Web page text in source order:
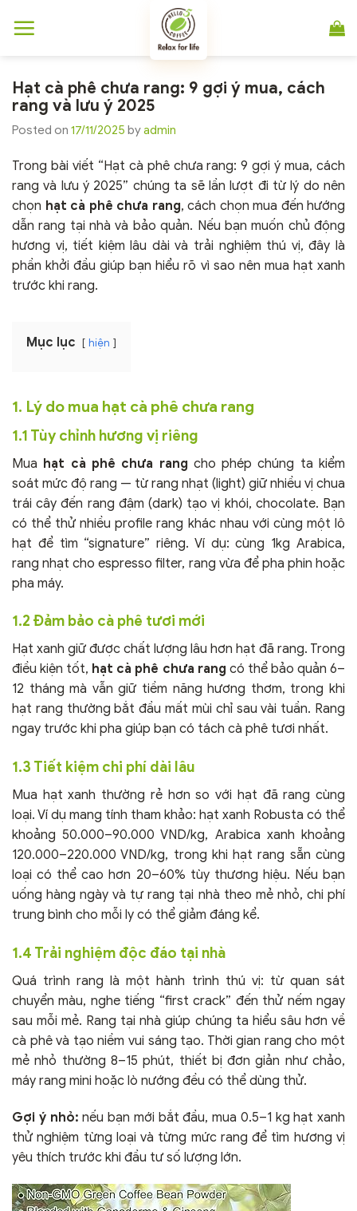
đến
Hạt cà phê chưa rang: 9 gợi ý mua, cách
rang và lưu ý 2025
Posted on 17/11/2025 byadmin
Trong bài viết “Hạt cà phê chưa rang: 9 gợi ý mua, cách
rang và lưu ý 2025” chúng ta sẽ lần lượt đi từ lý do nên
chọn hạt cà phê chưa rang, cách chọn mua đến hướng
dẫn rang tại nhà và bảo quản. Nếu bạn muốn chủ động
hương vị, tiết kiệm lâu dài và trải nghiệm thú vị, đây là
phần khởi đầu giúp bạn hiểu rõ vì sao nên mua hạt xanh
trước khi rang.
Mục lục hiện
1. Lý do mua hạt cà phê chưa rang
1.1 Tùy chỉnh hương vị riêng
Mua hạt cà phê chưa rang cho phép chúng ta kiểm
soát mức độ rang — từ rang nhạt (light) giữ nhiều vị chua
trái cây đến rang đậm (dark) tạo vị khói, chocolate. Bạn
có thể thử nhiều profile rang khác nhau với cùng một lô
hạt để tìm “signature” riêng. Ví dụ: cùng 1kg Arabica,
rang nhạt cho espresso filter, rang vừa để pha phin hoặc
pha máy.
1.2 Đảm bảo cà phê tươi mới
Hạt xanh giữ được chất lượng lâu hơn hạt đã rang. Trong
điều kiện tốt, hạt cà phê chưa rang có thể bảo quản 6–
12 tháng mà vẫn giữ tiềm năng hương thơm, trong khi
hạt rang thường bắt đầu mất mùi chỉ sau vài tuần. Rang
ngay trước khi pha giúp bạn có tách cà phê tươi nhất.
1.3 Tiết kiệm chi phí dài lâu
Mua hạt xanh thường rẻ hơn so với hạt đã rang cùng
loại. Ví dụ mang tính tham khảo: hạt xanh Robusta có thể
khoảng 50.000–90.000 VND/kg, Arabica xanh khoảng
120.000–220.000 VND/kg, trong khi hạt rang sẵn cùng
loại có thể cao hơn 20–60% tùy thương hiệu. Nếu bạn
uống hàng ngày và tự rang tại nhà theo mẻ nhỏ, chi phí
trung bình cho mỗi ly có thể giảm đáng kể.
1.4 Trải nghiệm độc đáo tại nhà
Quá trình rang là một hành trình thú vị: từ quan sát
chuyển màu, nghe tiếng “first crack” đến thử nếm ngay
sau mỗi mẻ. Rang tại nhà giúp chúng ta hiểu sâu hơn về
cà phê và tạo niềm vui sáng tạo. Thời gian rang cho một
mẻ nhỏ thường 8–15 phút, thiết bị đơn giản như chảo,
máy rang mini hoặc lò nướng đều có thể dùng thử.
Gợi ý nhỏ: nếu bạn mới bắt đầu, mua 0.5–1 kg hạt xanh
thử nghiệm từng loại và từng mức rang để tìm hương vị
yêu thích trước khi đầu tư số lượng lớn.